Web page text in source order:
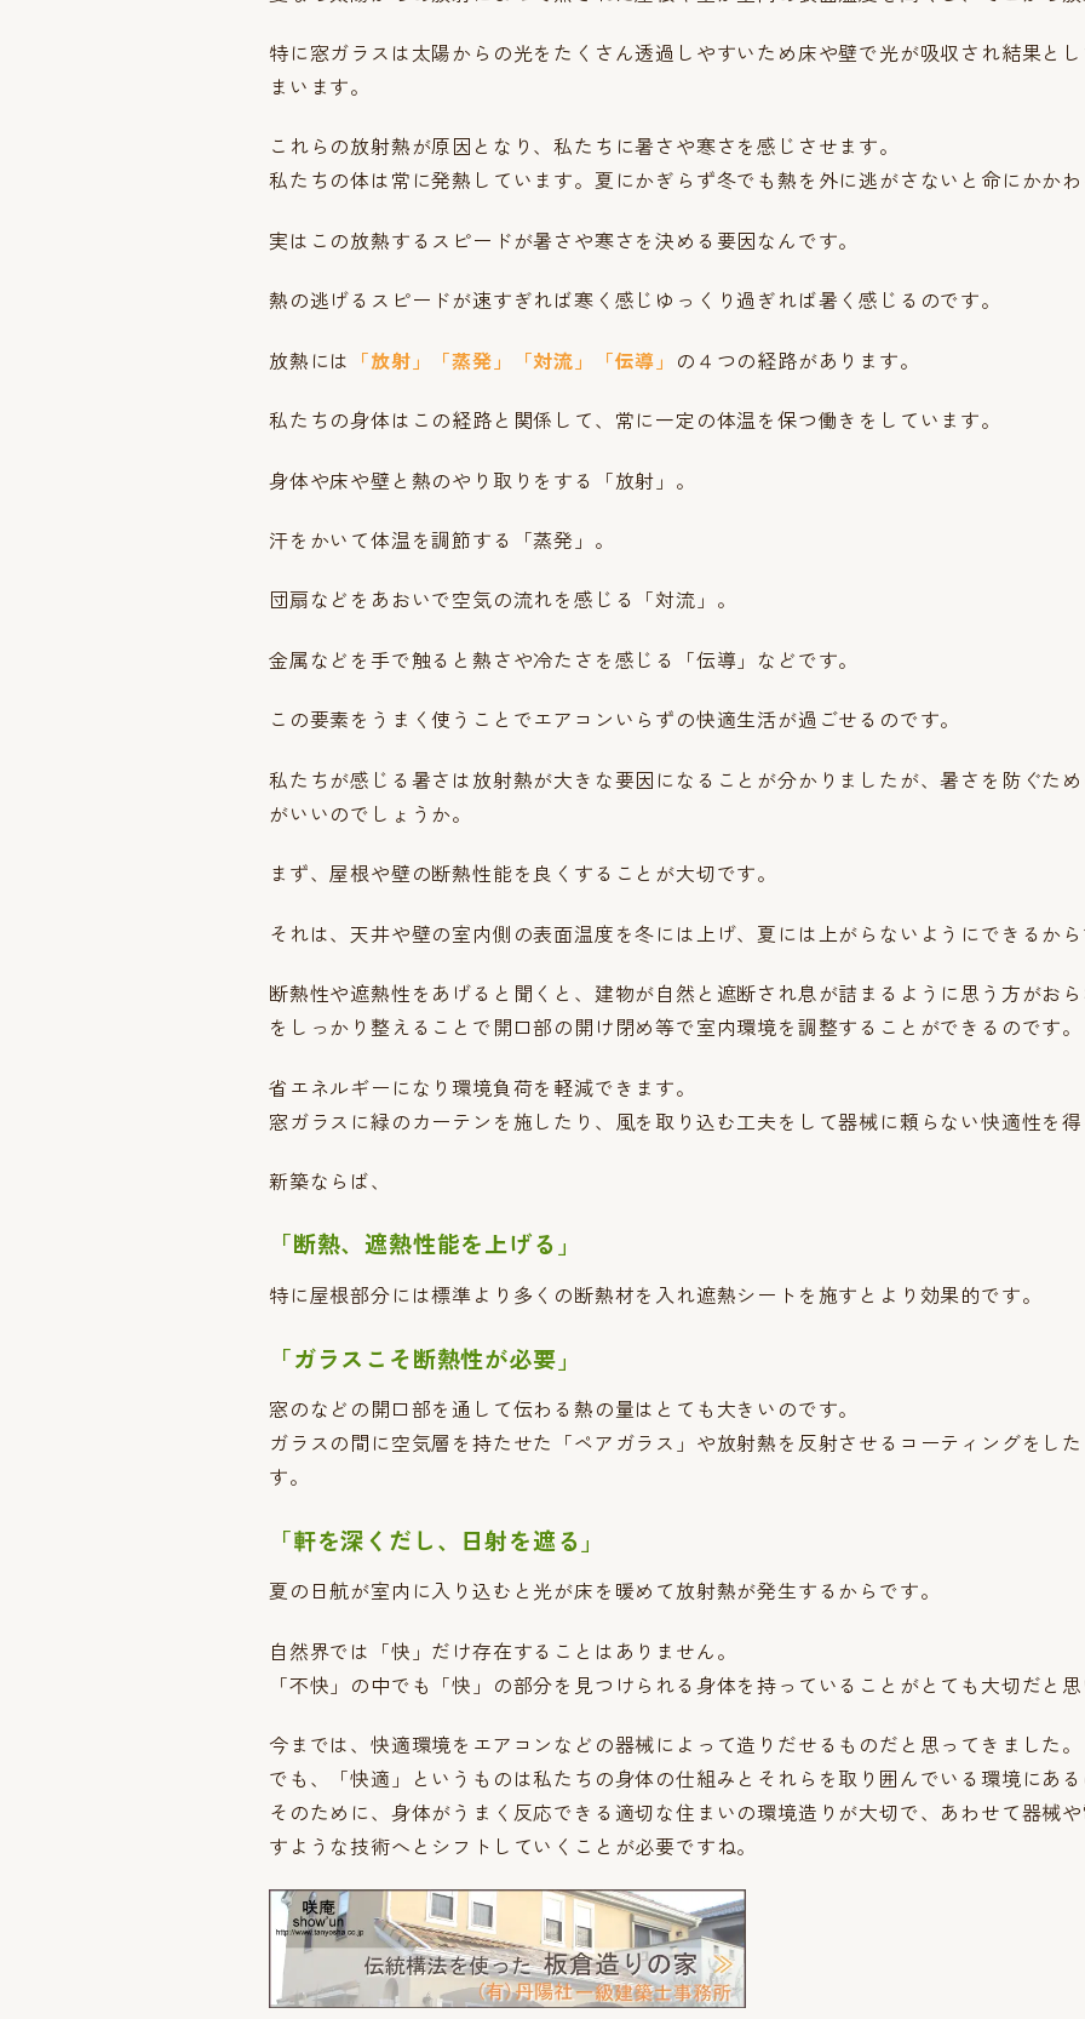
特に窓ガラスは太陽からの光をたくさん透過しやすいため床や壁で光が吸収され結果と
まいます。
これらの放射熱が原因となり、私たちに暑さや寒さを感じさせます。
私たちの体は常に発熱しています。夏にかぎらず冬でも熱を外に逃がさないと命にかかわ
実はこの放熱するスピードが暑さや寒さを決める要因なんです。
熱の逃げるスピードが速すぎれば寒く感じゆっくり過ぎれば暑く感じるのです。
放熱には 「放射」「蒸発」「対流」「伝導」 の４つの経路があります。
私たちの身体はこの経路と関係して、常に一定の体温を保つ働きをしています。
身体や床や壁と熱のやり取りをする「放射」。
汗をかいて体温を調節する「蒸発」。
団扇などをあおいで空気の流れを感じる「対流」。
金属などを手で触ると熱さや冷たさを感じる「伝導」などです。
この要素をうまく使うことでエアコンいらずの快適生活が過ごせるのです。
私たちが感じる暑さは放射熱が大きな要因になることが分かりましたが、暑さを防ぐた
がいいのでしょうか。
まず、屋根や壁の断熱性能を良くすることが大切です。
それは、天井や壁の室内側の表面温度を冬には上げ、夏には上がらないようにできるから
断熱性や遮熱性をあげると聞くと、建物が自然と遮断され息が詰まるように思う方がおら
をしっかり整えることで開口部の開け閉め等で室内環境を調整することができるのです。
省エネルギーになり環境負荷を軽減できます。
窓ガラスに緑のカーテンを施したり、風を取り込む工夫をして器械に頼らない快適性を得
新築ならば、
「断熱、遮熱性能を上げる」
特に屋根部分には標準より多くの断熱材を入れ遮熱シートを施すとより効果的です。
「ガラスこそ断熱性が必要」
窓のなどの開口部を通して伝わる熱の量はとても大きいのです。
ガラスの間に空気層を持たせた「ペアガラス」や放射熱を反射させるコーティングをし
す。
「軒を深くだし、日射を遮る」
夏の日航が室内に入り込むと光が床を暖めて放射熱が発生するからです。
自然界では「快」だけ存在することはありません。
「不快」の中でも「快」の部分を見つけられる身体を持っていることがとても大切だと思
今までは、快適環境をエアコンなどの器械によって造りだせるものだと思ってきました。
でも、「快適」というものは私たちの身体の仕組みとそれらを取り囲んでいる環境にある
そのために、身体がうまく反応できる適切な住まいの環境造りが大切で、あわせて器械
すような技術へとシフトしていくことが必要ですね。